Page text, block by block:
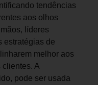
tendências
aos olhos
líderes
estratégias de
melhor aos
A
pode ser usada